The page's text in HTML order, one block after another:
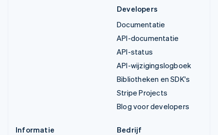
Developers
Documentatie
API-documentatie
API-status
API-wijzigingslogboek
Bibliotheken en SDK's
Stripe Projects
Blog voor developers
Informatie
Bedrijf